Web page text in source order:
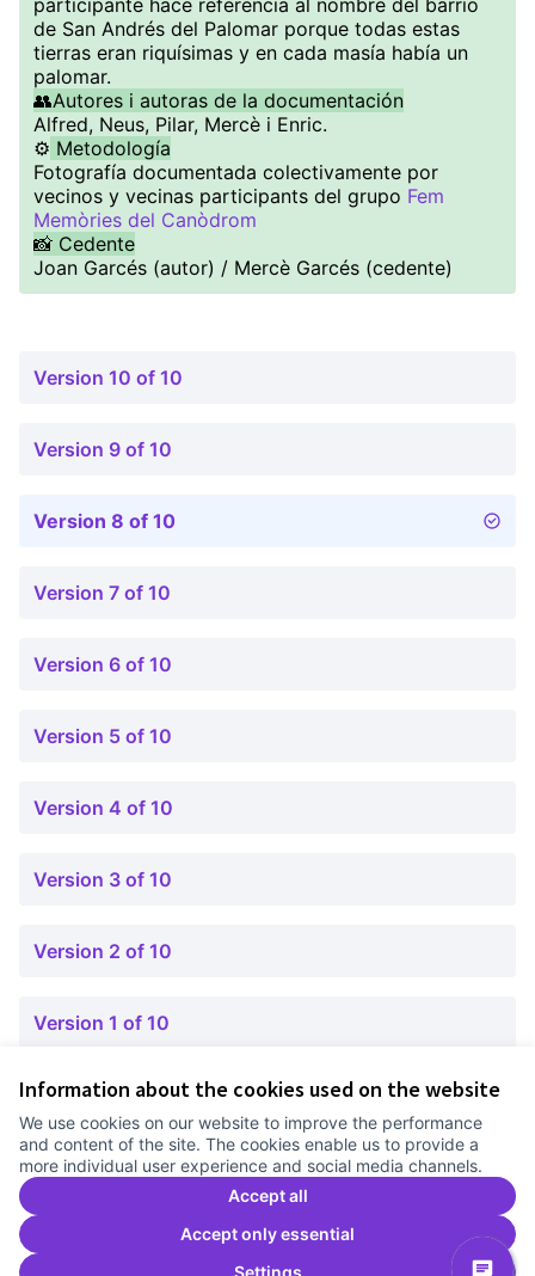
Information about the cookies used on the website
We use cookies on our website to improve the performance
and content of the site. The cookies enable us to provide a
more individual user experience and social media channels.
Accept all
Accept only essential
Settings
participante hace referencia al nombre del barrio
de San Andrés del Palomar porque todas estas
tierras eran riquísimas y en cada masía había un
palomar.
👥Autores i autoras de la documentación
Alfred, Neus, Pilar, Mercè i Enric.
⚙️ Metodología
Fotografía documentada colectivamente por
vecinos y vecinas participants del grupo Fem
Memòries del Canòdrom
📸 Cedente
Joan Garcés (autor) / Mercè Garcés (cedente)
Version 10 of 10
Version 9 of 10
Version 8 of 10
Version 7 of 10
Version 6 of 10
Version 5 of 10
Version 4 of 10
Version 3 of 10
Version 2 of 10
Version 1 of 10
Cookie settings
Comunitat Canòdrom at Facebook
(External link)
Comunitat Canòdrom at Instagram
(External link)
Comunitat Canòdrom at YouTube
(External link)
English
Triar la llenguaElegir el idiomaChoose language